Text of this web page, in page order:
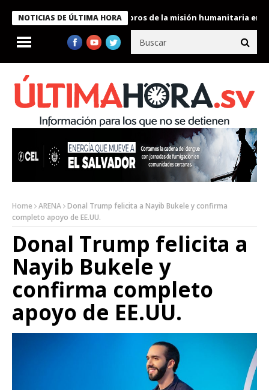
NOTICIAS DE ÚLTIMA HORA
Bukele condecora a miembros de la misión humanitaria enviada
Home ARENA Donal Trump felicita a Nayib Bukele y confirma
completo apoyo de EE.UU.
Donal Trump felicita a
Nayib Bukele y
confirma completo
apoyo de EE.UU.